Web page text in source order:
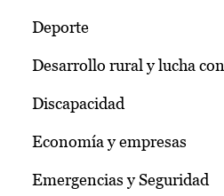
Deporte
Desarrollo rural y lucha
Discapacidad
Economía y empresas
Emergencias y Seguridad